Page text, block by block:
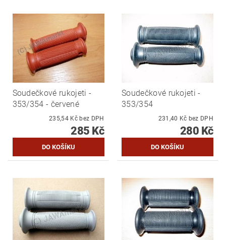
Soudečkové rukojeti -
353/354 - červené
235,54 Kč bez DPH
285 Kč
Soudečkové rukojeti -
353/354
231,40 Kč bez DPH
280 Kč